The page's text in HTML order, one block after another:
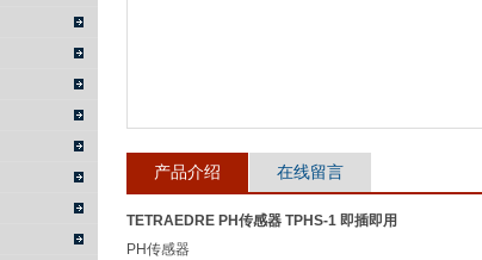
产品介绍 在线留言
TETRAEDRE PH传感器 TPHS-1 即插即用
PH传感器